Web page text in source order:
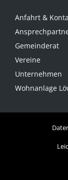
Anfahrt &
Gemeinderat
Vereine
Unternehmen
Wohnanlage